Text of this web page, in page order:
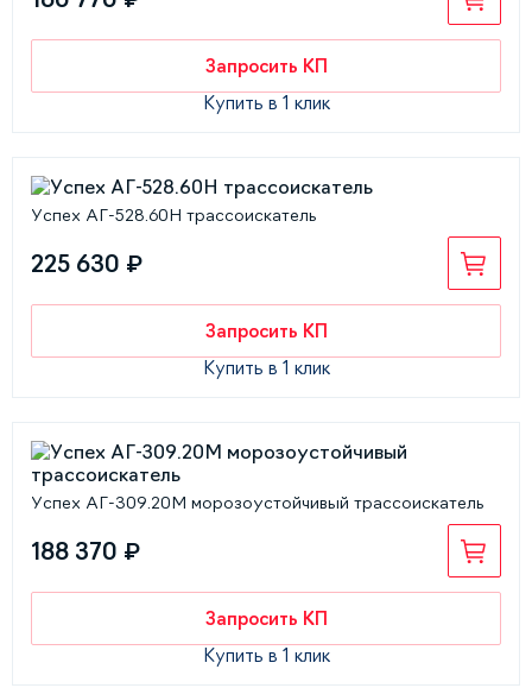
Запросить КП
Купить в 1 клик
Успех АГ-528.60Н трассоискатель
225 630 ₽
Запросить КП
Купить в 1 клик
Успех АГ-309.20М морозоустойчивый трассоискатель
188 370 ₽
Запросить КП
Купить в 1 клик